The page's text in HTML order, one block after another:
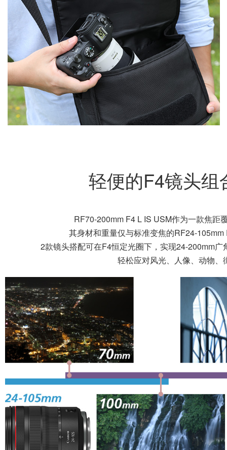
轻便的F4镜头
RF70-200mm F4 L IS USM作为一款焦距
其身材和重量仅与标准变焦的RF24-
2款镜头搭配可在F4恒定光圈下，实现24-200mm
轻松应对风光、人像、动物